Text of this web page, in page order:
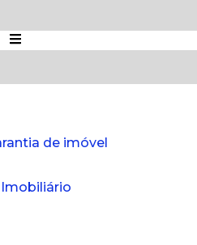
de imóvel